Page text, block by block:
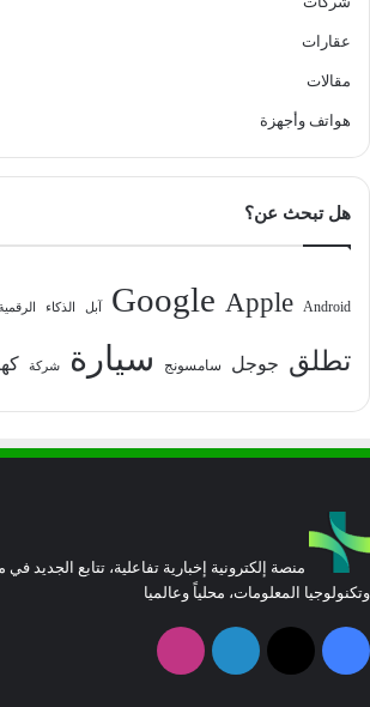
عقارات
مقالات
هواتف وأجهزة
هل تبحث عن؟
Android
Apple
Google آبل الذكاء
تطلق جوجل سامسونج سيارة شركة
منصة إلكترونية إخبارية تفاعلية، تتابع الجديد في
وتكنولوجيا المعلومات، محلياً وعالميا
فيسبوك
‫X لينكدإن انستقرام